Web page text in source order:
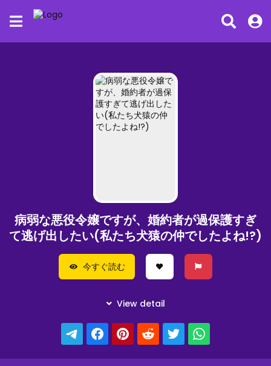
病弱な悪役令嬢ですが、婚約者が過保護すぎ
て逃げ出したい(私たち犬猿の仲でしたよね!?)
今すぐ読む